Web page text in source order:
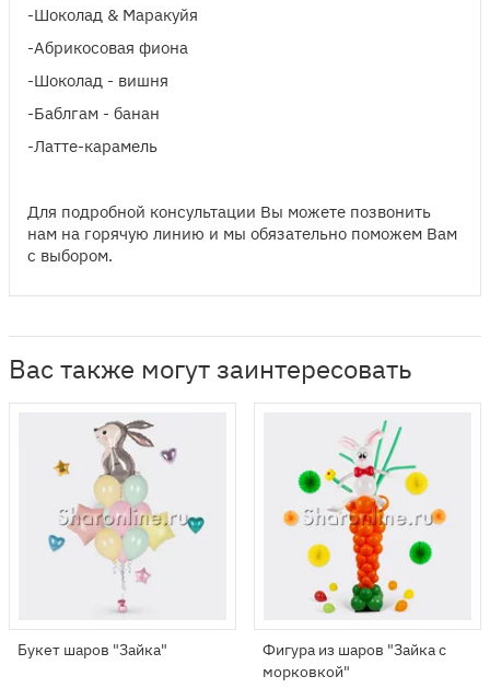
-Шоколад & Маракуйя
-Абрикосовая фиона
-Шоколад - вишня
-Баблгам - банан
-Латте-карамель
Для подробной консультации Вы можете позвонить
нам на горячую линию и мы обязательно поможем Вам
с выбором.
Вас также могут заинтересовать
Букет шаров "Зайка"
Фигура из шаров "Зайка с
морковкой"